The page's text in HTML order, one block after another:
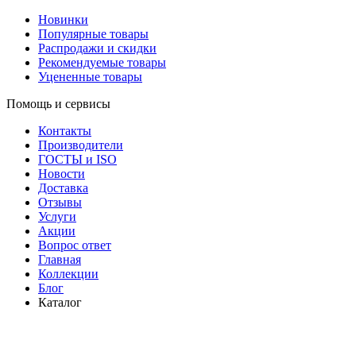
Новинки
Популярные товары
Распродажи и скидки
Рекомендуемые товары
Уцененные товары
Помощь и сервисы
Контакты
Производители
ГОСТЫ и ISO
Новости
Доставка
Отзывы
Услуги
Акции
Вопрос ответ
Главная
Коллекции
Блог
Каталог